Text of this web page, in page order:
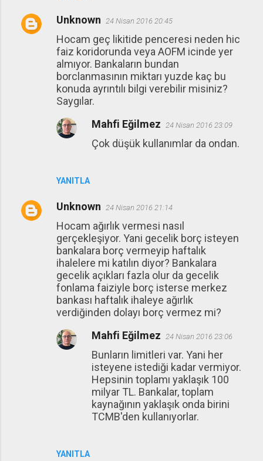
Unknown 24 Nisan 2016 20:45
Hocam geç likitide penceresi neden hic
faiz koridorunda veya AOFM icinde yer
almıyor. Bankaların bundan
borclanmasının miktarı yuzde kaç bu
konuda ayrıntılı bilgi verebilir misiniz?
Saygılar.
YANITLA
Mahfi Eğilmez 24 Nisan 2016 23:09
Çok düşük kullanımlar da ondan.
Unknown 24 Nisan 2016 21:14
Hocam ağırlık vermesi nasıl
gerçekleşiyor. Yani gecelik borç isteyen
bankalara borç vermeyip haftalık
ihalelere mi katılın diyor? Bankalara
gecelik açıkları fazla olur da gecelik
fonlama faiziyle borç isterse merkez
bankası haftalık ihaleye ağırlık
verdiğinden dolayı borç vermez mi?
YANITLA
Mahfi Eğilmez 24 Nisan 2016 23:06
Bunların limitleri var. Yani her
isteyene istediği kadar vermiyor.
Hepsinin toplamı yaklaşık 100
milyar TL. Bankalar, toplam
kaynağının yaklaşık onda birini
TCMB'den kullanıyorlar.